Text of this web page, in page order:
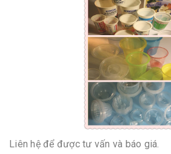
Liên hệ để được tư vấn và báo giá.